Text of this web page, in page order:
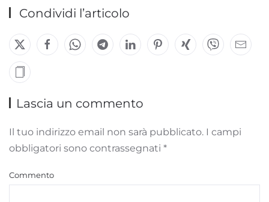
Condividi l’articolo
Lascia un commento
Il tuo indirizzo email non sarà pubblicato. I campi
obbligatori sono contrassegnati *
Commento